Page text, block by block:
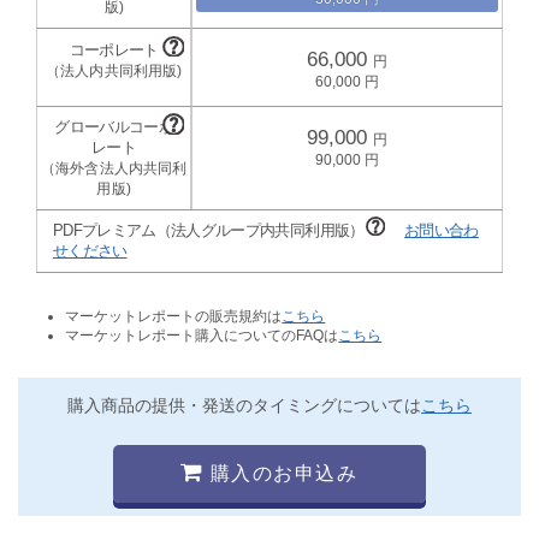
66,000
60,000
99,000
90,000
PDFプレミアム（法人グループ内共同利用版）
お問い合わ
せください
マーケットレポートの販売規約は こちら
マーケットレポート購入についてのFAQは こちら
購入商品の提供・発送のタイミングについてはこちら
購入のお申込み